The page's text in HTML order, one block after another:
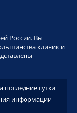
России. Вы
клиник и
последние сутки
информации